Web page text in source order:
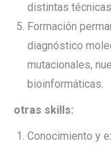
distintas
Formación
diagnóstico
mutacionales,
bioinformáticas.
otras skills:
Conocimiento y